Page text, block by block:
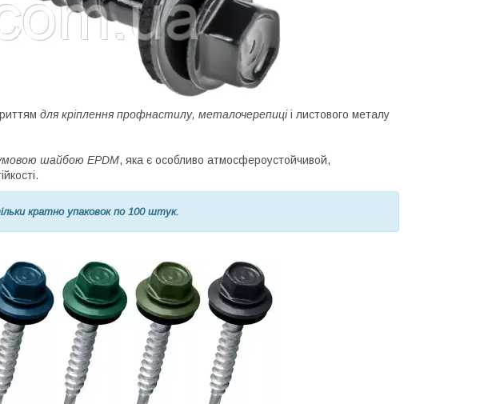
для кріплення профнастилу, металочерепиціі листового металу
шайбою EPDM, яка є особливо атмосфероустойчивой,
кратно упаковок по 100 штук.